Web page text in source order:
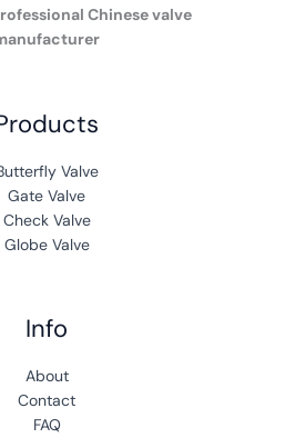
Chinese valve
Valve
Gate Valve
Check Valve
Globe Valve
Info
About
Contact
FAQ